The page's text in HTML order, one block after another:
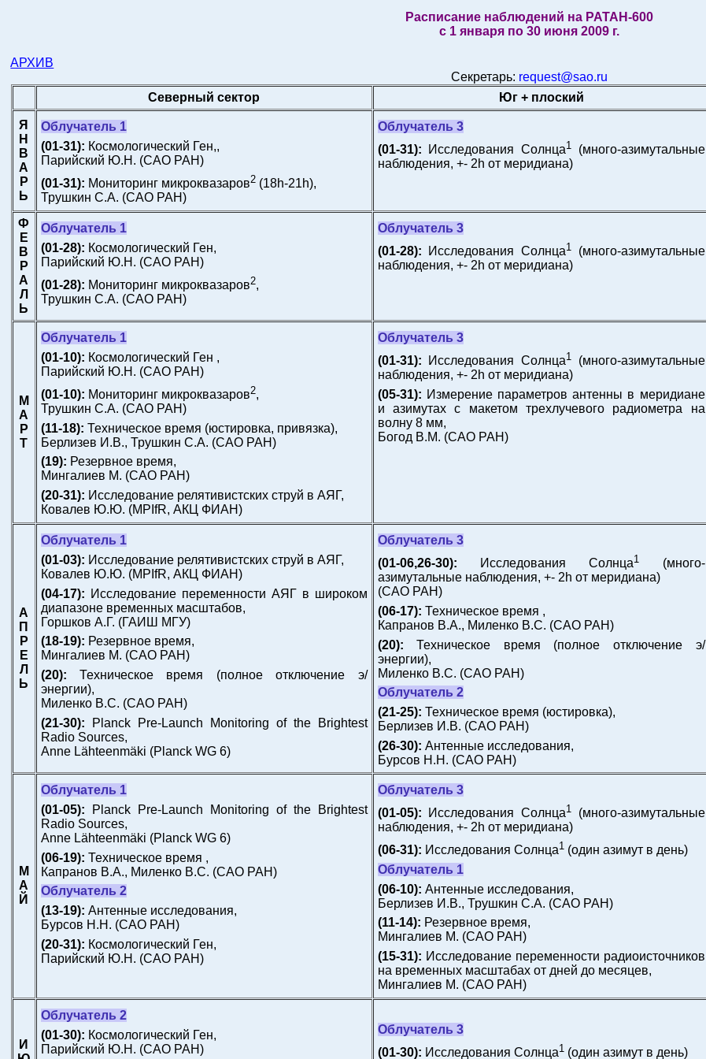
Расписание наблюдений на РАТАН-600
с 1 января по 30 июня 2009 г.
АРХИВ
Секретарь: request@sao.ru
Северный сектор
Юг + плоский
Я
Н
В
А
Р
Ь
Облучатель 1
(01-31): Космологический Ген,,
Парийский Ю.Н. (САО РАН)
(01-31): Мониторинг микроквазаров2(18h-21h),
Трушкин С.А. (САО РАН)
Облучатель 3
(01-31):
Исследования Солнца1(много-азимутальные
наблюдения, +- 2h от меридиана)
Ф
Е
В
Р
А
Л
Ь
Облучатель 1
(01-28): Космологический Ген,
Парийский Ю.Н. (САО РАН)
(01-28): Мониторинг микроквазаров2,
Трушкин С.А. (САО РАН)
Облучатель 3
(01-28):
Исследования Солнца1(много-азимутальные
наблюдения, +- 2h от меридиана)
М
А
Р
Т
Облучатель 1
(01-10): Космологический Ген ,
Парийский Ю.Н. (САО РАН)
(01-10): Мониторинг микроквазаров2,
Трушкин С.А. (САО РАН)
(11-18): Техническое время (юстировка, привязка),
Берлизев И.В., Трушкин С.А. (САО РАН)
(19): Резервное время,
Мингалиев М. (САО РАН)
(20-31): Исследование релятивистских струй в АЯГ,
Ковалев Ю.Ю. (MPIfR, АКЦ ФИАН)
Облучатель 3
(01-31):
Исследования Солнца1(много-азимутальные
наблюдения, +- 2h от меридиана)
(05-31): Измерение параметров антенны в меридиане
и азимутах с макетом трехлучевого радиометра на
волну 8 мм,
Богод В.М. (САО РАН)
А
П
Р
Е
Л
Ь
Облучатель 1
(01-03): Исследование релятивистских струй в АЯГ,
Ковалев Ю.Ю. (MPIfR, АКЦ ФИАН)
(04-17): Исследование переменности АЯГ в широком
диапазоне временных масштабов,
Горшков А.Г. (ГАИШ МГУ)
(18-19): Резервное время,
Мингалиев М. (САО РАН)
(20): Техническое время (полное отключение э/
энергии),
Миленко В.С. (САО РАН)
(21-30):
Planck Pre-Launch Monitoring of the Brightest
Radio Sources,
Anne Lähteenmäki (Planck WG 6)
Облучатель 3
(01-06,26-30):
Исследования Солнца1
(много-
азимутальные наблюдения, +- 2h от меридиана)
(САО РАН)
(06-17): Техническое время ,
Капранов В.А., Миленко В.С. (САО РАН)
(20):Техническое время (полное отключение э/
энергии),
Миленко В.С. (САО РАН)
Облучатель 2
(21-25): Техническое время (юстировка),
Берлизев И.В. (САО РАН)
(26-30): Антенные исследования,
Бурсов Н.Н. (САО РАН)
М
А
Й
Облучатель 1
(01-05):
Planck Pre-Launch Monitoring of the Brightest
Radio Sources,
Anne Lähteenmäki (Planck WG 6)
(06-19): Техническое время ,
Капранов В.А., Миленко В.С. (САО РАН)
Облучатель 2
(13-19): Антенные исследования,
Бурсов Н.Н. (САО РАН)
(20-31): Космологический Ген,
Парийский Ю.Н. (САО РАН)
Облучатель 3
(01-05):
Исследования Солнца1(много-азимутальные
наблюдения, +- 2h от меридиана)
(06-31): Исследования Солнца1(один азимут в день)
Облучатель 1
(06-10): Антенные исследования,
Берлизев И.В., Трушкин С.А. (САО РАН)
(11-14): Резервное время,
Мингалиев М. (САО РАН)
(15-31): Исследование переменности радиоисточников
на временных масштабах от дней до месяцев,
Мингалиев М. (САО РАН)
И
Облучатель 2
(01-30): Космологический Ген,
Парийский Ю.Н. (САО РАН)
Облучатель 3
(01-30): Исследования Солнца1(один азимут в день)